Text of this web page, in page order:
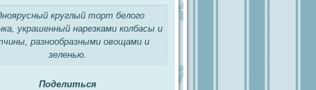
круглый торт белого
украшенный нарезками колбасы и
разнообразными овощами и
зеленью.
Поделиться